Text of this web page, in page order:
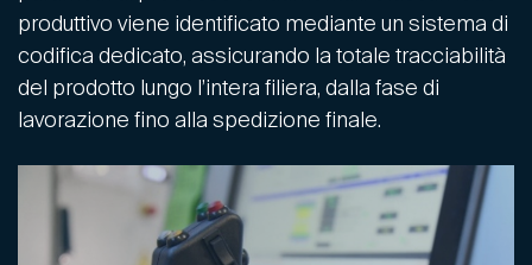
produttivo viene identificato mediante un sistema di
codifica dedicato, assicurando la totale tracciabilità
del prodotto lungo l’intera filiera, dalla fase di
lavorazione fino alla spedizione finale.